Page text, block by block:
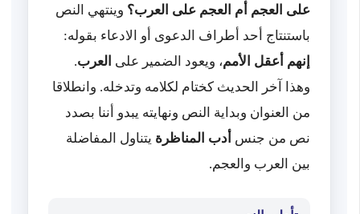
على العجم أم العجم على العرب؟ وينتهي النص
باستنتاج أحد أطراف الدعوى أو الادعاء بقوله:
إنهم أعقل الأمم، ويعود الضمير على العرب.
وهذا آخر الحديث كختام لكلامه وتدخله. وانطلاقا
من العنوان وبداية النص ونهايته يبدو أننا بصدد
نص من جنس أدب المناظرة يتناول المفاضلة
بين العرب والعجم.